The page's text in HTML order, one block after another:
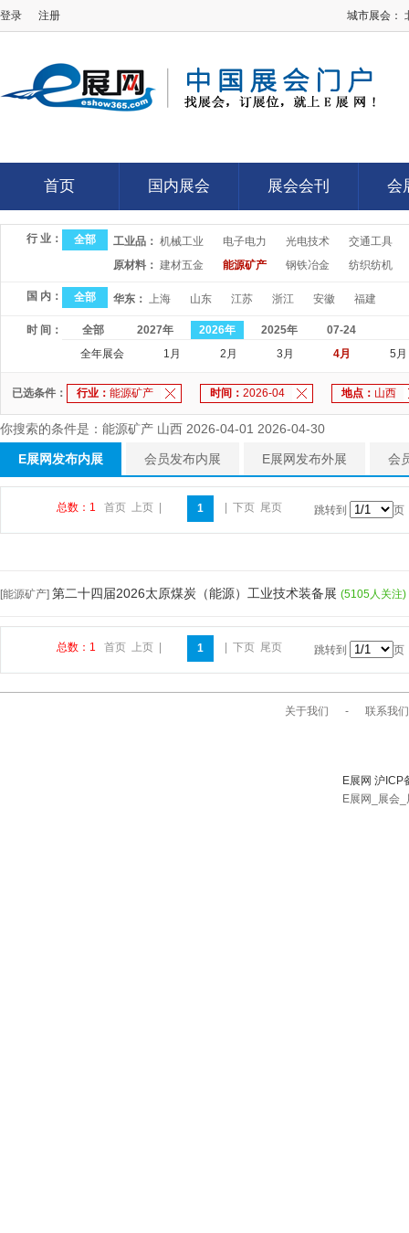
登录 注册 城市展会：
首页
首页
国内展会
国内展会
展会会刊
展会会刊
会
会
行 业： 全部 工业品： 机械工业 电子电力 光电技术
交通工具
原材料： 建材五金 能源矿产 钢铁冶金 纺织纺机
国 内： 全部 华东： 上海 山东 江苏 浙江 安徽 福建
时 间： 全部 2027年 2026年 2025年
07-24
全年展会
1月 2月 3月 4月 5月
已选条件： 行业： 能源矿产 时间： 2026-04 地点： 山西
你搜索的条件是：能源矿产 山西 2026-04-01 2026-04-30
E展网发布内展 会员发布内展 E展网发布外展 会
总数：1 首页 上页 1 下页 尾页 跳转到 页
[能源矿产] 第二十四届2026太原煤炭（能源）工业技术装备展 (5105人关注)
总数：1 首页 上页 1 下页 尾页 跳转到 页
关于我们 - 联系我们
E展网 沪
E展网_展会